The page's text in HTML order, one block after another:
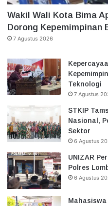
Wakil Wali Kota Bima
Dorong Kepemimpinan
7 Agustus 2026
Teknologi
7 Agustus
STKIP
Nasional,
Sektor
6 Agustus
UNIZAR
Polres
6 Agustus
Mahasiswa